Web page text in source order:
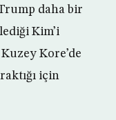
daha bir
Kim’i
Kore’de
için